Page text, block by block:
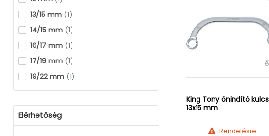
13/15 mm (1)
14/15 mm (1)
16/17 mm (1)
17/19 mm (1)
19/22 mm (1)
Elérhetőség
King Tony önindító kulcs
13x15 mm
Rendelésre